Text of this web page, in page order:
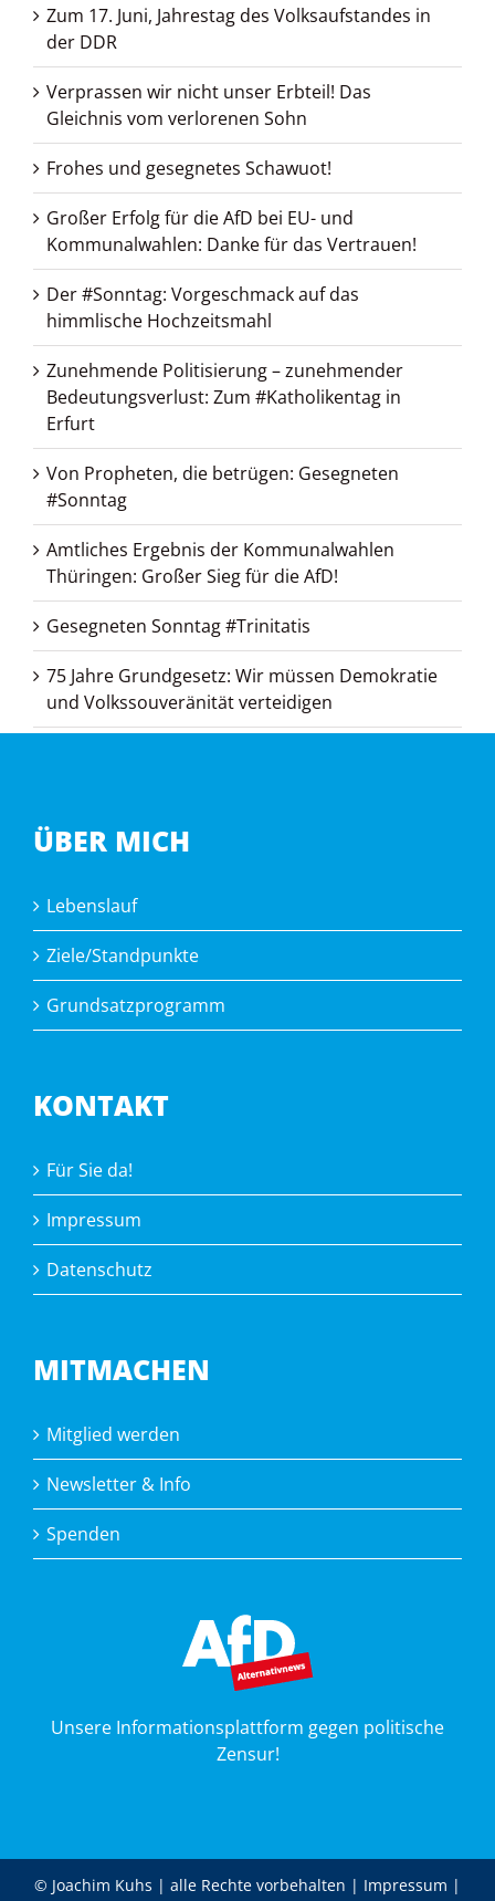
Zum 17. Juni, Jahrestag des Volksaufstandes in
der DDR
Verprassen wir nicht unser Erbteil! Das
Gleichnis vom verlorenen Sohn
Frohes und gesegnetes Schawuot!
Großer Erfolg für die AfD bei EU- und
Kommunalwahlen: Danke für das Vertrauen!
Der #Sonntag: Vorgeschmack auf das
himmlische Hochzeitsmahl
Zunehmende Politisierung – zunehmender
Bedeutungsverlust: Zum #Katholikentag in
Erfurt
Von Propheten, die betrügen: Gesegneten
#Sonntag
Amtliches Ergebnis der Kommunalwahlen
Thüringen: Großer Sieg für die AfD!
Gesegneten Sonntag #Trinitatis
75 Jahre Grundgesetz: Wir müssen Demokratie
und Volkssouveränität verteidigen
ÜBER MICH
Lebenslauf
Ziele/Standpunkte
Grundsatzprogramm
KONTAKT
Für Sie da!
Impressum
Datenschutz
MITMACHEN
Mitglied werden
Newsletter & Info
Spenden
Unsere Informationsplattform gegen politische
Zensur!
© Joachim Kuhs | alle Rechte vorbehalten | Impressum |